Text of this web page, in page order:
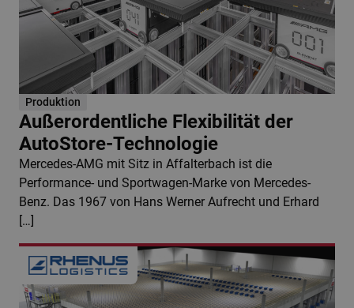
Produktion
Außerordentliche Flexibilität der
AutoStore-Technologie
Mercedes-AMG mit Sitz in Affalterbach ist die
Performance- und Sportwagen-Marke von Mercedes-
Benz. Das 1967 von Hans Werner Aufrecht und Erhard
[…]